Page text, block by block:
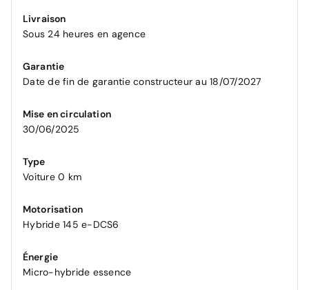
Livraison
Sous 24 heures en agence
Garantie
Date de fin de garantie constructeur au 18/07/2027
Mise en circulation
30/06/2025
Type
Voiture 0 km
Motorisation
Hybride 145 e-DCS6
Énergie
Micro-hybride essence